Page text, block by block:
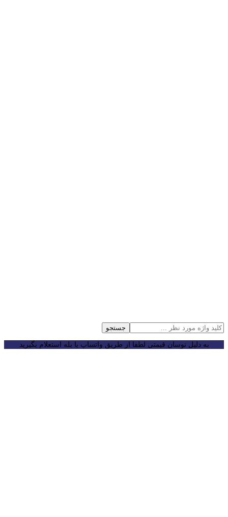
جستجو
به دلیل نوسان قیمتی لطفا از طریق واتساپ یا بله استعلام بگیرید